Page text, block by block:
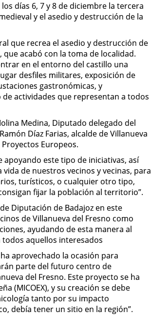
días 6, 7 y 8 de diciembre la tercera
y el asedio y destrucción de la
que recrea el asedio y destrucción de
acabó con la toma de localidad.
en el entorno del castillo una
desfiles militares, exposición de
gastronómicas, y
actividades que representan a todos
Medina, Diputado delegado del
Díaz Farias, alcalde de Villanueva
Europeos.
apoyando este tipo de iniciativas, así
de nuestros vecinos y vecinas, para
turísticos, o cualquier otro tipo,
fijar la población al territorio”.
Diputación de Badajoz en este
de Villanueva del Fresno como
ayudando de esta manera al
aquellos interesados
aprovechado la ocasión para
parte del futuro centro de
del Fresno. Este proyecto se ha
(MICOEX), y su creación se debe
tanto por su impacto
debía tener un sitio en la región”.